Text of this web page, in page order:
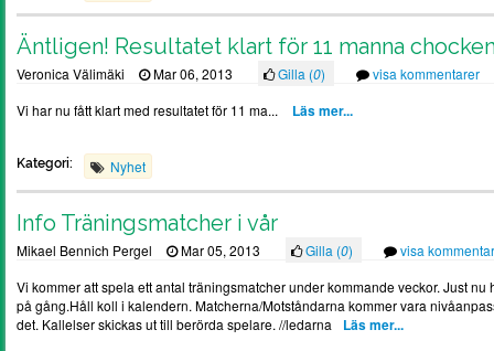
Äntligen! Resultatet klart för 11 manna
Veronica Välimäki Mar 06, 2013 Gilla (0)
visa kommentarer
Vi har nu fått klart med resultatet för 11 ma...
Läs mer...
Kategori: Nyhet
Info Träningsmatcher i vår
Mikael Bennich Pergel Mar 05, 2013 Gilla (0)
visa
Vi kommer att spela ett antal träningsmatcher under kommande veckor. Just nu
på gång.Håll koll i kalendern. Matcherna/Motståndarna kommer vara
det. Kallelser skickas ut till berörda spelare. //ledarna
Läs mer...